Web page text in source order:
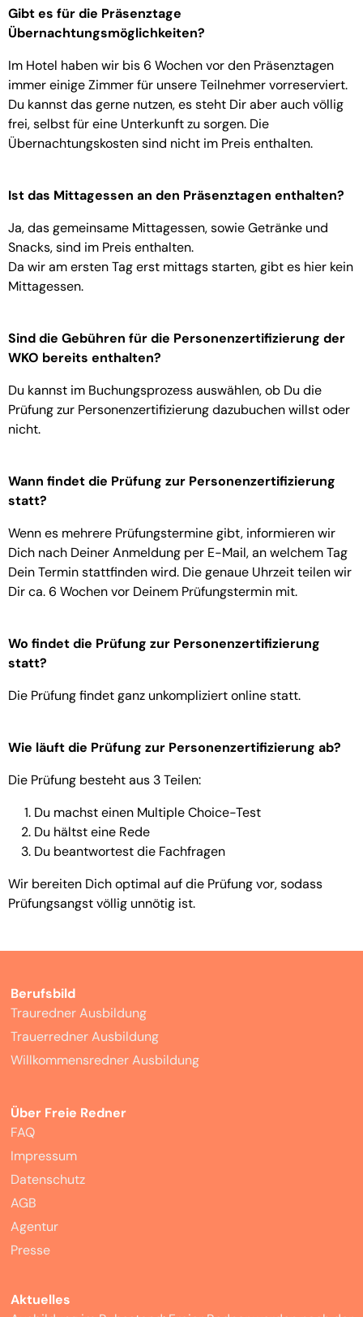
Gibt es für die Präsenztage
Übernachtungsmöglichkeiten?
Im Hotel haben wir bis 6 Wochen vor den Präsenztagen
immer einige Zimmer für unsere Teilnehmer vorreserviert.
Du kannst das gerne nutzen, es steht Dir aber auch völlig
frei, selbst für eine Unterkunft zu sorgen. Die
Übernachtungskosten sind nicht im Preis enthalten.
Ist das Mittagessen an den Präsenztagen enthalten?
Ja, das gemeinsame Mittagessen, sowie Getränke und
Snacks, sind im Preis enthalten.
Da wir am ersten Tag erst mittags starten, gibt es hier kein
Mittagessen.
Sind die Gebühren für die Personenzertifizierung der
WKO bereits enthalten?
Du kannst im Buchungsprozess auswählen, ob Du die
Prüfung zur Personenzertifizierung dazubuchen willst oder
nicht.
Wann findet die Prüfung zur Personenzertifizierung
statt?
Wenn es mehrere Prüfungstermine gibt, informieren wir
Dich nach Deiner Anmeldung per E-Mail, an welchem Tag
Dein Termin stattfinden wird. Die genaue Uhrzeit teilen wir
Dir ca. 6 Wochen vor Deinem Prüfungstermin mit.
Wo findet die Prüfung zur Personenzertifizierung
statt?
Die Prüfung findet ganz unkompliziert online statt.
Wie läuft die Prüfung zur Personenzertifizierung ab?
Die Prüfung besteht aus 3 Teilen:
Du machst einen Multiple Choice-Test
Du hältst eine Rede
Du beantwortest die Fachfragen
Wir bereiten Dich optimal auf die Prüfung vor, sodass
Prüfungsangst völlig unnötig ist.
Berufsbild
Trauredner Ausbildung
Trauerredner Ausbildung
Willkommensredner Ausbildung
Über Freie Redner
FAQ
Impressum
Datenschutz
AGB
Agentur
Presse
Aktuelles